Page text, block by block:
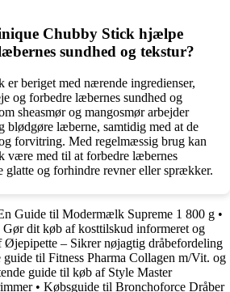
Chubby Stick hjælpe
sundhed og tekstur?
beriget med nærende ingredienser,
og forbedre læbernes sundhed og
sheasmør og mangosmør arbejder
blødgøre læberne, samtidig med at de
forvitring. Med regelmæssig brug kan
være med til at forbedre læbernes
glatte og forhindre revner eller sprækker.
Guide til Modermælk Supreme 1 800 g •
dit køb af kosttilskud informeret og
– Sikrer nøjagtig dråbefordeling
guide til Fitness Pharma Collagen m/Vit. og
guide til køb af Style Master
• Købsguide til Bronchoforce Dråber